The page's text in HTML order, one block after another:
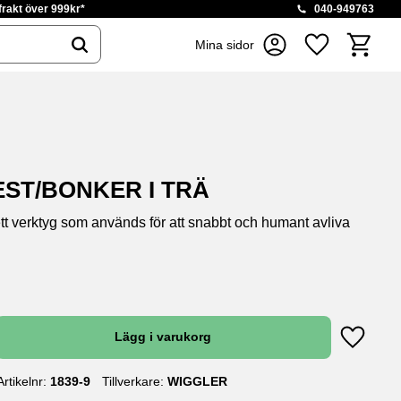
över 999kr* 040-949763
Mina sidor Favoriter
BONKER I TRÄ
verktyg som används för att snabbt och humant avliva
Lägg
1839-9 Tillverkare WIGGLER